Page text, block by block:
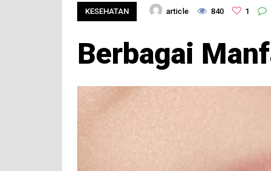
KESEHATAN article 840 1
Berbagai